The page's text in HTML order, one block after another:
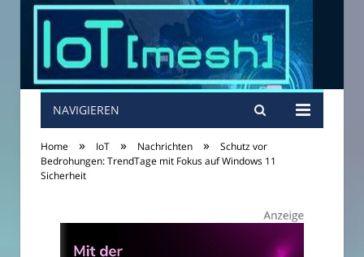
NAVIGIEREN
Home » IoT » Nachrichten »
Schutz vor
Bedrohungen: TrendTage mit Fokus auf Windows 11
Sicherheit